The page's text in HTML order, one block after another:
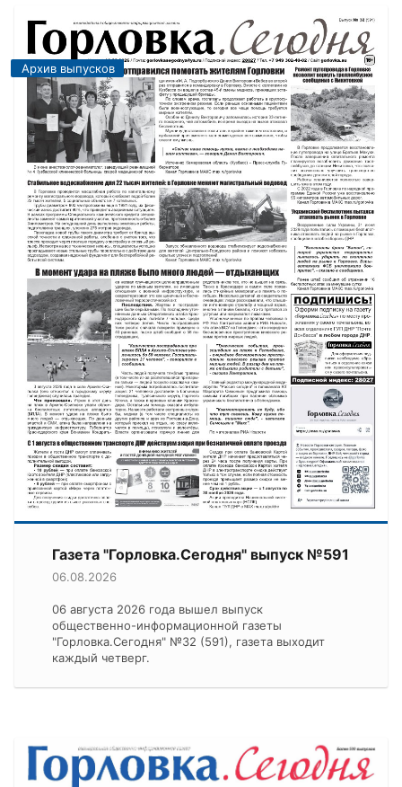
Архив выпусков
Газета "Горловка.Сегодня" выпуск №591
06.08.2026
06 августа 2026 года вышел выпуск
общественно-информационной газеты
"Горловка.Сегодня" №32 (591), газета выходит
каждый четверг.